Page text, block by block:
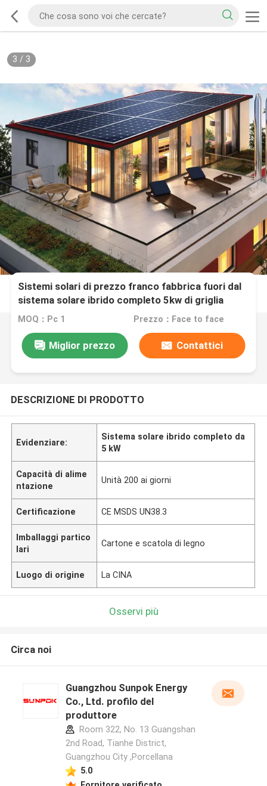
3 / 3
Sistemi solari di prezzo franco fabbrica fuori dal
sistema solare ibrido completo 5kw di griglia
MOQ：Pc 1 Prezzo：Face to face
Miglior prezzo Contattici
DESCRIZIONE DI PRODOTTO
Evidenziare:
Sistema solare ibrido completo da
5 kW
Capacità di alime
ntazione
Unità 200 ai giorni
Certificazione CE MSDS UN38.3
Imballaggi partico
lari
Cartone e scatola di legno
Luogo di origine La CINA
Osservi più
Circa noi
Guangzhou Sunpok Energy
Co., Ltd. profilo del
produttore
Room 322, No. 13 Guangshan
2nd Road, Tianhe District,
Guangzhou City ,Porcellana
5.0